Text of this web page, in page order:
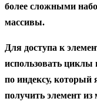
более сложными
массивы.
Для доступа к
использовать циклы
по индексу,
получить элемент из